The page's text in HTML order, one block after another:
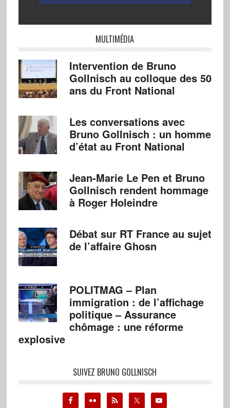
MULTIMÉDIA
Intervention de Bruno
Gollnisch au colloque des 50
ans du Front National
Les conversations avec
Bruno Gollnisch : un homme
d’état au Front National
Jean-Marie Le Pen et Bruno
Gollnisch rendent hommage
à Roger Holeindre
Débat sur RT France au sujet
de l’affaire Ghosn
POLITMAG – Plan
immigration : de l’affichage
politique – Assurance
chômage : une réforme
explosive
SUIVEZ BRUNO GOLLNISCH